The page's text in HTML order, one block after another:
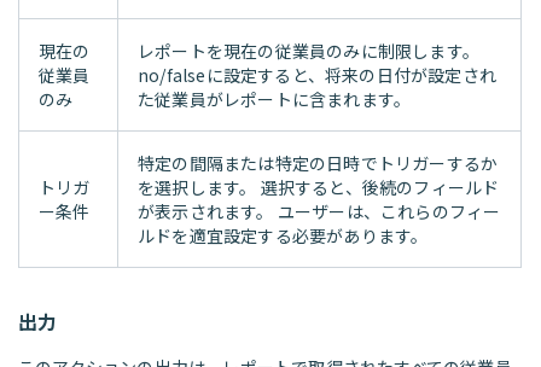
現在の
従業員
のみ
レポートを現在の従業員のみに制限します。
no/falseに設定すると、将来の日付が設定され
た従業員がレポートに含まれます。
トリガ
ー条件
特定の間隔または特定の日時でトリガーするか
を選択します。 選択すると、後続のフィールド
が表示されます。 ユーザーは、これらのフィー
ルドを適宜設定する必要があります。
出力